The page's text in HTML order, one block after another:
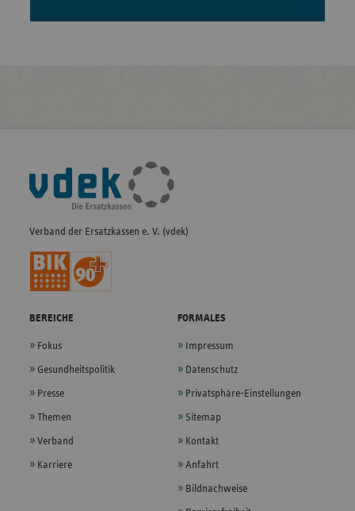
Fußleisten-
Navigation
Verband der Ersatzkassen e. V. (vdek)
BEREICHE
Fokus
Gesundheitspolitik
Presse
Themen
Verband
Karriere
FORMALES
Impressum
Datenschutz
Privatsphäre-Einstellungen
Sitemap
Kontakt
Anfahrt
Bildnachweise